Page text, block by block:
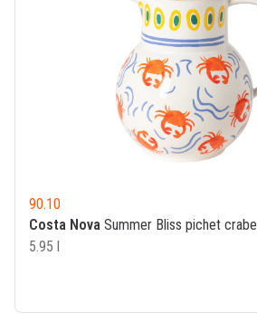
90.10
Costa Nova Summer Bliss pichet crabe
5.95 l